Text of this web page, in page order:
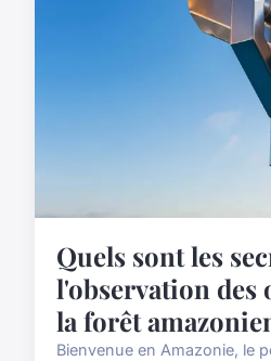
Quels sont les
l'observation des
la forêt
Bienvenue en Amazonie, le